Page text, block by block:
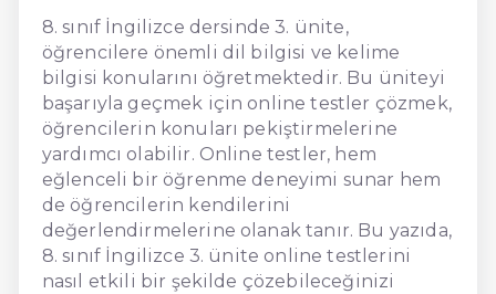
8. sınıf İngilizce dersinde 3. ünite,
öğrencilere önemli dil bilgisi ve kelime
bilgisi konularını öğretmektedir. Bu üniteyi
başarıyla geçmek için online testler çözmek,
öğrencilerin konuları pekiştirmelerine
yardımcı olabilir. Online testler, hem
eğlenceli bir öğrenme deneyimi sunar hem
de öğrencilerin kendilerini
değerlendirmelerine olanak tanır. Bu yazıda,
8. sınıf İngilizce 3. ünite online testlerini
nasıl etkili bir şekilde çözebileceğinizi